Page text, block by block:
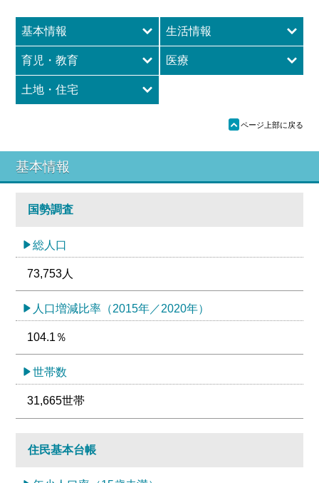
基本情報 生活情報
育児・教育 医療
土地・住宅
ü ページ上部に戻る
基本情報
国勢調査
総人口
73,753人
人口増減比率（2015年／2020年）
104.1％
世帯数
31,665世帯
住民基本台帳